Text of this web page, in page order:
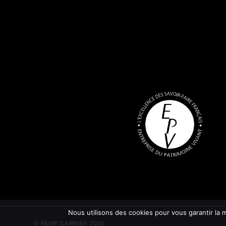
© REMY GARNIER 2024
Nous utilisons des cookies pour vous garantir